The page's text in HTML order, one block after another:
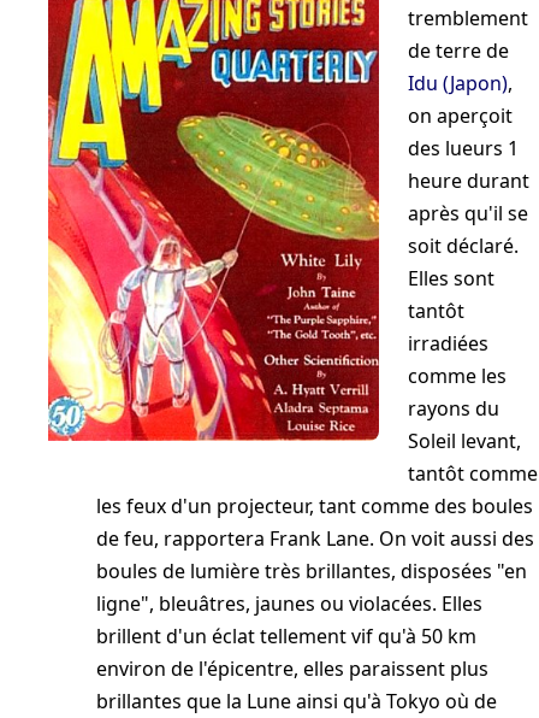
tremblement
de terre de
Idu (Japon),
on aperçoit
des lueurs 1
heure durant
après qu'il se
soit déclaré.
Elles sont
tantôt
irradiées
comme les
rayons du
Soleil levant,
tantôt comme
les feux d'un projecteur, tant comme des boules
de feu, rapportera Frank Lane. On voit aussi des
boules de lumière très brillantes, disposées "en
ligne", bleuâtres, jaunes ou violacées. Elles
brillent d'un éclat tellement vif qu'à 50 km
environ de l'épicentre, elles paraissent plus
brillantes que la Lune ainsi qu'à Tokyo où de